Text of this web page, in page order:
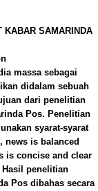
KABAR SAMARINDA
massa sebagai
didalam sebuah
dari penelitian
Pos. Penelitian
syarat-syarat
news is balanced
is concise and clear
penelitian
Pos dibahas secara